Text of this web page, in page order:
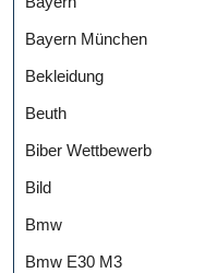
Bayern München
Bekleidung
Beuth
Biber Wettbewerb
Bild
Bmw
Bmw E30 M3